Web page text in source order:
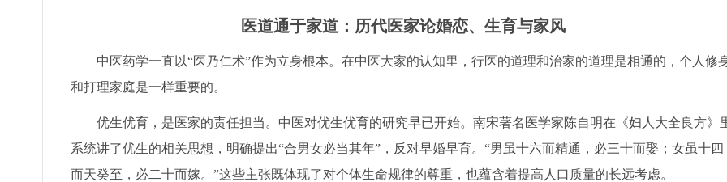
医道通于家道：历代医家论婚恋、生育与家风
中医药学一直以“医乃仁术”作为立身根本。在中医大家的认知里，行医的道理和治家的道理是相通的，个人修
和打理家庭是一样重要的。
优生优育，是医家的责任担当。中医对优生优育的研究早已开始。南宋著名医学家陈自明在《妇人大全良方》
系统讲了优生的相关思想，明确提出“合男女必当其年”，反对早婚早育。“男虽十六而精通，必三十而娶；女虽十四
而天癸至，必二十而嫁。”这些主张既体现了对个体生命规律的尊重，也蕴含着提高人口质量的长远考虑。